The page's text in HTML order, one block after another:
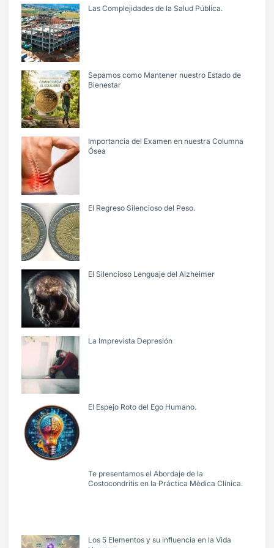
Las Complejidades de la Salud Pública.
Sepamos como Mantener nuestro Estado de
Bienestar
Importancia del Examen en nuestra Columna
Ósea
El Regreso Silencioso del Peso.
El Silencioso Lenguaje del Alzheimer
La Imprevista Depresión
El Espejo Roto del Ego Humano.
Te presentamos el Abordaje de la
Costocondritis en la Práctica Mèdica Clínica.
Los 5 Elementos y su influencia en la Vida